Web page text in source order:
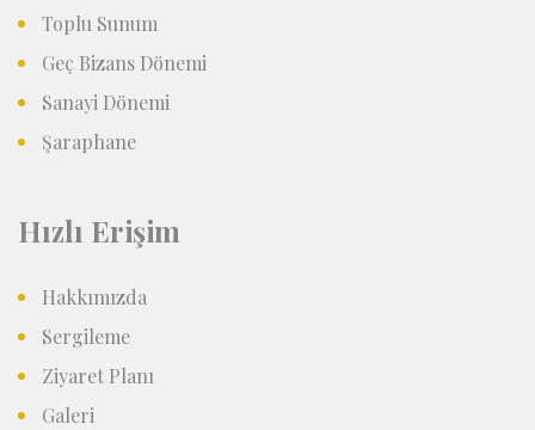
Toplu Sunum
Geç Bizans Dönemi
Sanayi Dönemi
Şaraphane
Hızlı Erişim
Hakkımızda
Sergileme
Ziyaret Planı
Galeri